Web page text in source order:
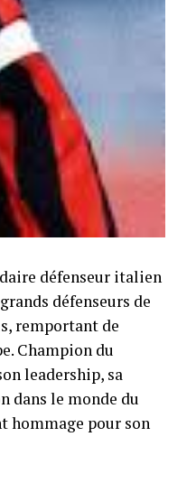
défenseur italien
défenseurs de
remportant de
Champion du
leadership, sa
dans le monde du
hommage pour son